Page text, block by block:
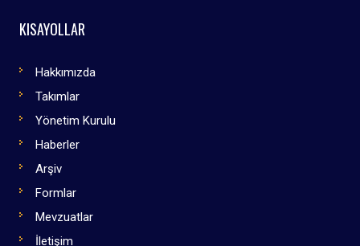
KISAYOLLAR
Hakkımızda
Takımlar
Yönetim Kurulu
Haberler
Arşiv
Formlar
Mevzuatlar
İletişim